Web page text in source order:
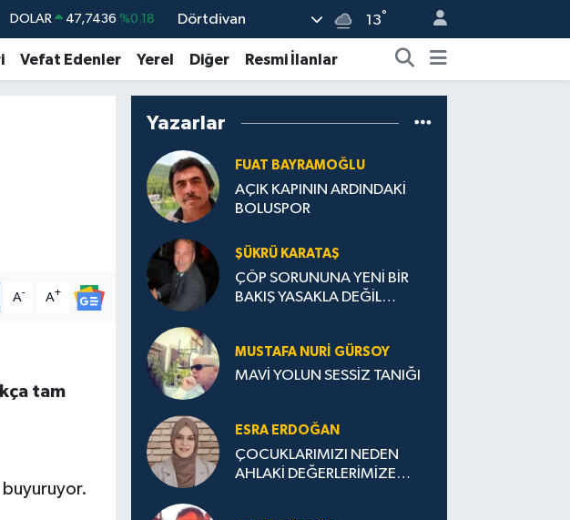
DOLAR 47,7436 %0.18
EURO 55,2510 %0.32
STERLİN 64,4811 %0.38
%0.03
%1.11
Dörtdivan 13°
Vefat Edenler Yerel Diğer Resmi İlanlar
A- A+
tam
buyuruyor.
Yazarlar
FUAT BAYRAMOĞLU
AÇIK KAPININ ARDINDAKİ
BOLUSPOR
ŞÜKRÜ KARATAŞ
ÇÖP SORUNUNA YENİ BİR
BAKIŞ YASAKLA DEĞİL
MUSTAFA NURI GÜRSOY
MAVİ YOLUN SESSİZ TANIĞI
ESRA ERDOĞAN
ÇOCUKLARIMIZI NEDEN
AHLAKİ DEĞERLERİMİZE